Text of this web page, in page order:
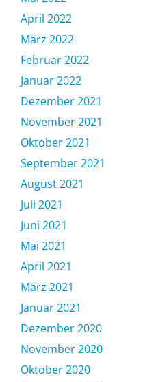
April 2022
März 2022
Februar 2022
Januar 2022
Dezember 2021
November 2021
Oktober 2021
September 2021
August 2021
Juli 2021
Juni 2021
Mai 2021
April 2021
März 2021
Januar 2021
Dezember 2020
November 2020
Oktober 2020